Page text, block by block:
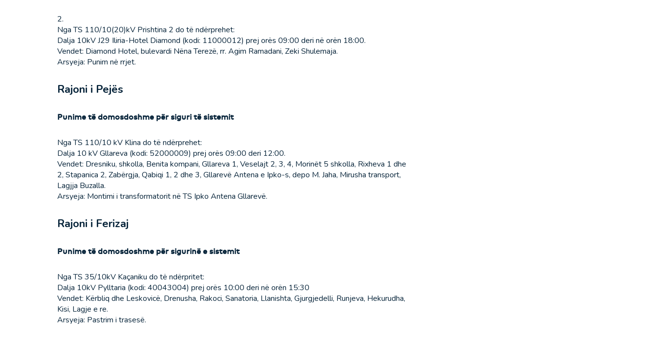
2.
Nga TS 110/10(20)kV Prishtina 2 do të ndërprehet:
Dalja 10kV J29 Iliria-Hotel Diamond (kodi: 11000012) prej orës 09:00 deri në orën 18:00.
Vendet: Diamond Hotel, bulevardi Nëna Terezë, rr. Agim Ramadani, Zeki Shulemaja.
Arsyeja: Punim në rrjet.
Rajoni i Pejës
Punime të domosdoshme për siguri të sistemit
Nga TS 110/10 kV Klina do të ndërprehet:
Dalja 10 kV Gllareva (kodi: 52000009) prej orës 09:00 deri 12:00.
Vendet: Dresniku, shkolla, Benita kompani, Gllareva 1, Veselajt 2, 3, 4, Morinët 5 shkolla, Rixheva 1 dhe
2, Stapanica 2, Zabërgja, Qabiqi 1, 2 dhe 3, Gllarevë Antena e Ipko-s, depo M. Jaha, Mirusha transport,
Lagjja Buzalla.
Arsyeja: Montimi i transformatorit në TS Ipko Antena Gllarevë.
Rajoni i Ferizaj
Punime të domosdoshme për sigurinë e sistemit
Nga TS 35/10kV Kaçaniku do të ndërpritet:
Dalja 10kV Pylltaria (kodi: 40043004) prej orës 10:00 deri në orën 15:30
Vendet: Kërbliq dhe Leskovicë, Drenusha, Rakoci, Sanatoria, Llanishta, Gjurgjedelli, Runjeva, Hekurudha,
Kisi, Lagje e re.
Arsyeja: Pastrim i trasesë.